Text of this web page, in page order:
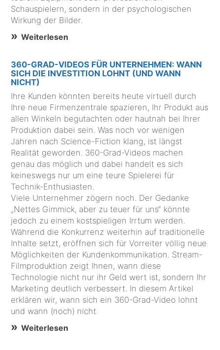
Schauspielern, sondern in der psychologischen
Wirkung der Bilder.
Weiterlesen
360-GRAD-VIDEOS FÜR UNTERNEHMEN: WANN
SICH DIE INVESTITION LOHNT (UND WANN
NICHT)
Ihre Kunden könnten bereits heute virtuell durch
Ihre neue Firmenzentrale spazieren, Ihr Produkt aus
allen Winkeln begutachten oder hautnah bei Ihrer
Produktion dabei sein. Was noch vor wenigen
Jahren nach Science-Fiction klang, ist längst
Realität geworden. 360-Grad-Videos machen
genau das möglich und dabei handelt es sich
keineswegs nur um eine teure Spielerei für
Technik-Enthusiasten.
Viele Unternehmer zögern noch. Der Gedanke
„Nettes Gimmick, aber zu teuer für uns“ könnte
jedoch zu einem kostspieligen Irrtum werden.
Während die Konkurrenz weiterhin auf traditionelle
Inhalte setzt, eröffnen sich für Vorreiter völlig neue
Möglichkeiten der Kundenkommunikation. Stream-
Filmproduktion zeigt Ihnen, wann diese
Technologie nicht nur ihr Geld wert ist, sondern Ihr
Marketing deutlich verbessert. In diesem Artikel
erklären wir, wann sich ein 360-Grad-Video lohnt
und wann (noch) nicht
Weiterlesen